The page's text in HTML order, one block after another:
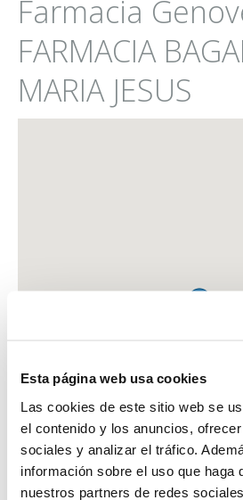
Esta página web usa cookies
Las cookies de este sitio web se
el contenido y los anuncios,
sociales y analizar el tráfico.
información sobre el uso que haga
nuestros partners de redes
Farmacia
FARMACIA
MARIA JESUS